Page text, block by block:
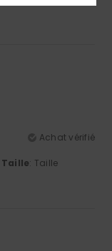
Achat vérifié
Taille: Taille